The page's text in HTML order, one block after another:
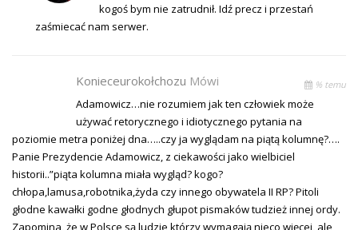
kogoś bym nie zatrudnił. Idź precz i przestań
zaśmiecać nam serwer.
Konieceurokołchozu Mówi % temu
Adamowicz…nie rozumiem jak ten człowiek może
używać retorycznego i idiotycznego pytania na
poziomie metra poniżej dna…..czy ja wyglądam na piątą kolumnę?….
Panie Prezydencie Adamowicz, z ciekawości jako wielbiciel
historii..”piąta kolumna miała wygląd? kogo?
chłopa,lamusa,robotnika,żyda czy innego obywatela II RP? Pitoli
głodne kawałki godne głodnych głupot pismaków tudzież innej ordy.
Zapomina, że w Polsce są ludzie którzy wymagają nieco więcej, ale